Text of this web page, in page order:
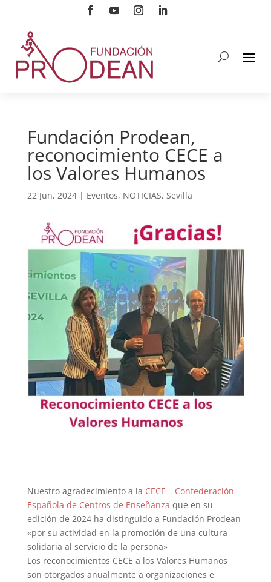
Fundación Prodean,
reconocimiento CECE a
los Valores Humanos
22 Jun, 2024| Eventos, NOTICIAS, Sevilla
Nuestro agradecimiento a la CECE – Confederación
Española de Centros de Enseñanza que en su
edición de 2024 ha distinguido a Fundación Prodean
«por su actividad en la promoción de una cultura
solidaria al servicio de la persona»
Los reconocimientos CECE a los Valores Humanos
son otorgados anualmente a organizaciones e